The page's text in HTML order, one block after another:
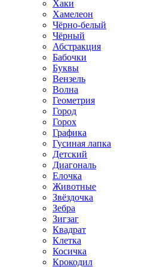
Хаки
Хамелеон
Чёрно-белый
Чёрный
Абстракция
Бабочки
Буквы
Вензель
Волна
Геометрия
Город
Горох
Графика
Гусиная лапка
Детский
Диагональ
Елочка
Животные
Звёздочка
Зебра
Зигзаг
Квадрат
Клетка
Косичка
Крокодил